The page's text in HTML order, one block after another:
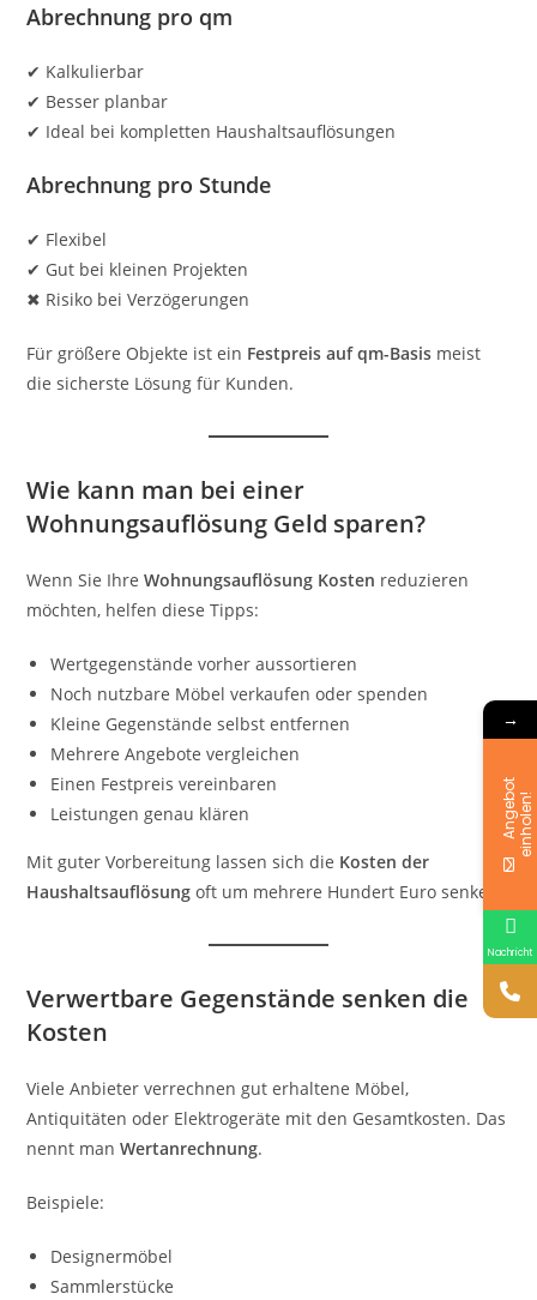
Abrechnung pro qm
✔ Kalkulierbar
✔ Besser planbar
✔ Ideal bei kompletten Haushaltsauflösungen
Abrechnung pro Stunde
✔ Flexibel
✔ Gut bei kleinen Projekten
✖ Risiko bei Verzögerungen
Für größere Objekte ist ein Festpreis auf qm-Basis meist
die sicherste Lösung für Kunden.
Wie kann man bei einer
Wohnungsauflösung Geld sparen?
Wenn Sie IhreWohnungsauflösung Kosten reduzieren
möchten, helfen diese Tipps:
Wertgegenstände vorher aussortieren
Noch nutzbare Möbel verkaufen oder spenden
Kleine Gegenstände selbst entfernen
Mehrere Angebote vergleichen
Einen Festpreis vereinbaren
Leistungen genau klären
Mit guter Vorbereitung lassen sich die Kosten der
Haushaltsauflösung oft um mehrere Hundert Euro senken.
Verwertbare Gegenstände senken die
Kosten
Viele Anbieter verrechnen gut erhaltene Möbel,
Antiquitäten oder Elektrogeräte mit den Gesamtkosten. Das
nennt manWertanrechnung.
Beispiele:
Designermöbel
Sammlerstücke
→
A
n
g
eb
o
t
e
i
n
h
o
l
e
n!
Nachricht